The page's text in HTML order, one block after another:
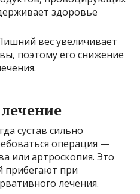
здоровье
вес увеличивает
поэтому его снижение
сустав сильно
операция —
или артроскопия. Это
прибегают при
лечения.